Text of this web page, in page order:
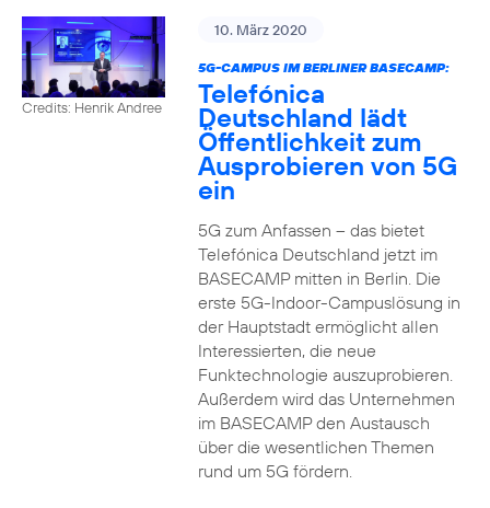
Credits: Henrik Andree
10. März 2020
5G-CAMPUS IM BERLINER BASECAMP:
Telefónica
Deutschland lädt
Öffentlichkeit zum
Ausprobieren von 5G
ein
5G zum Anfassen – das bietet
Telefónica Deutschland jetzt im
BASECAMP mitten in Berlin. Die
erste 5G-Indoor-Campuslösung in
der Hauptstadt ermöglicht allen
Interessierten, die neue
Funktechnologie auszuprobieren.
Außerdem wird das Unternehmen
im BASECAMP den Austausch
über die wesentlichen Themen
rund um 5G fördern.